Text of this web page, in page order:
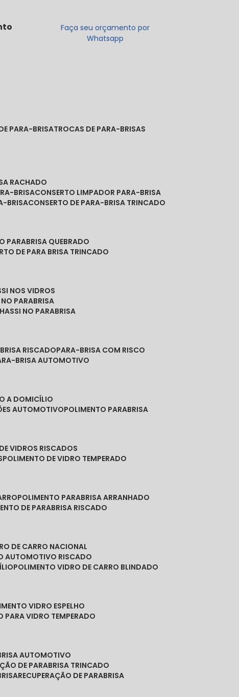
Faça seu orçamento por
Whatsapp
PARA-BRISA TROCAS DE PARA-BRISAS
RACHADO
BRISA
CONSERTO LIMPADOR PARA-BRISA
BRISA CONSERTO DE PARA-BRISA TRINCADO
PARABRISA QUEBRADO
DE PARA BRISA TRINCADO
NOS VIDROS
NO PARABRISA
NO PARABRISA
BRISA RISCADO PARA-BRISA COM RISCO
BRISA AUTOMOTIVO
A DOMICÍLIO
AUTOMOTIVO POLIMENTO PARABRISA
VIDROS RISCADOS
POLIMENTO DE VIDRO TEMPERADO
POLIMENTO PARABRISA ARRANHADO
DE PARABRISA RISCADO
DE CARRO NACIONAL
AUTOMOTIVO RISCADO
POLIMENTO VIDRO DE CARRO BLINDADO
VIDRO ESPELHO
PARA VIDRO TEMPERADO
AUTOMOTIVO
DE PARABRISA TRINCADO
RECUPERAÇÃO DE PARABRISA